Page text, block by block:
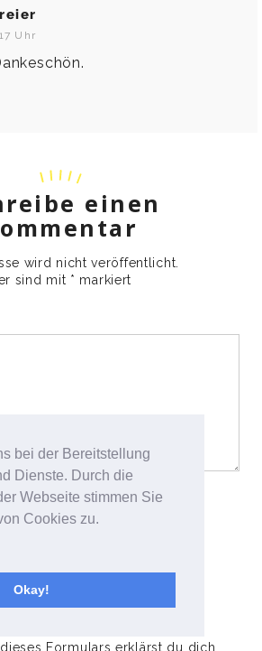
bei der Bereitstellung
Dienste. Durch die
Webseite stimmen Sie
Cookies zu.
Okay!
Uhr
einen
wird nicht veröffentlicht.
sind mit * markiert
Formulars erklärst du dich